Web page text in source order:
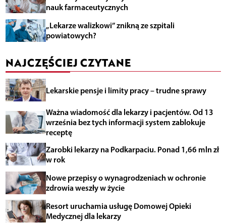
nauk farmaceutycznych
„Lekarze walizkowi” znikną ze szpitali
powiatowych?
NAJCZĘŚCIEJ CZYTANE
Lekarskie pensje i limity pracy – trudne sprawy
Ważna wiadomość dla lekarzy i pacjentów. Od 13
września bez tych informacji system zablokuje
receptę
Zarobki lekarzy na Podkarpaciu. Ponad 1,66 mln zł
w rok
Nowe przepisy o wynagrodzeniach w ochronie
zdrowia weszły w życie
Resort uruchamia usługę Domowej Opieki
Medycznej dla lekarzy